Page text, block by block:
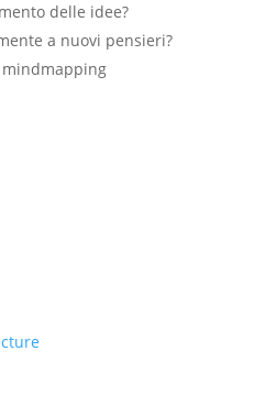
delle idee?
a nuovi pensieri?